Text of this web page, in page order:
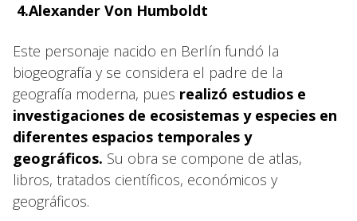
4.Alexander Von Humboldt
Este personaje nacido en Berlín fundó la
biogeografía y se considera el padre de la
geografía moderna, pues realizó estudios e
investigaciones de ecosistemas y especies en
diferentes espacios temporales y
geográficos. Su obra se compone de atlas,
libros, tratados científicos, económicos y
geográficos.